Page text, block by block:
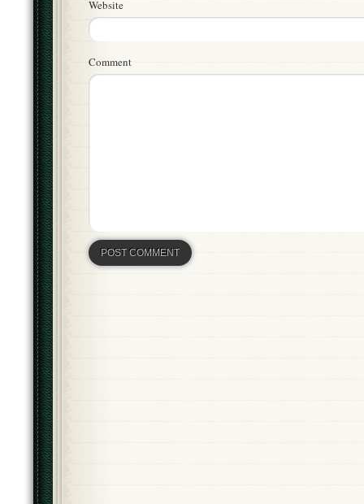
Website
Comment